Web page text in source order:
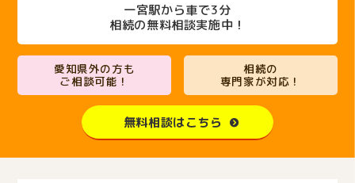
一宮駅から車で3分
相続の無料相談実施中！
愛知県外の方も
ご相談可能！
相続の
専門家が対応！
無料相談はこちら